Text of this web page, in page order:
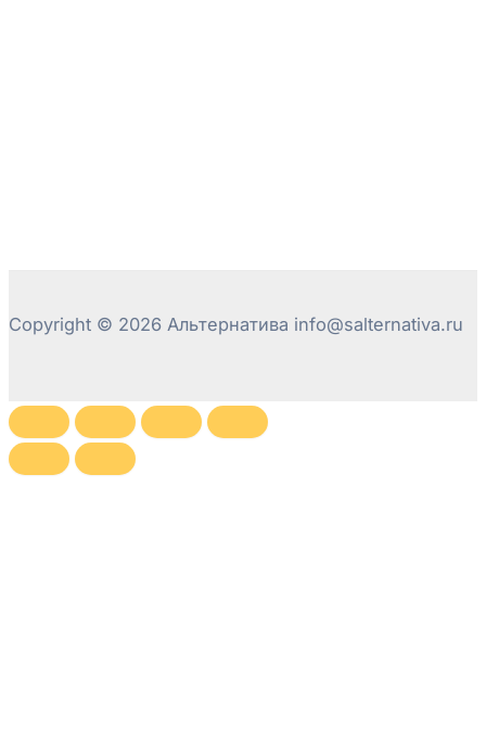
Copyright © 2026 Альтернатива info@salternativa.ru